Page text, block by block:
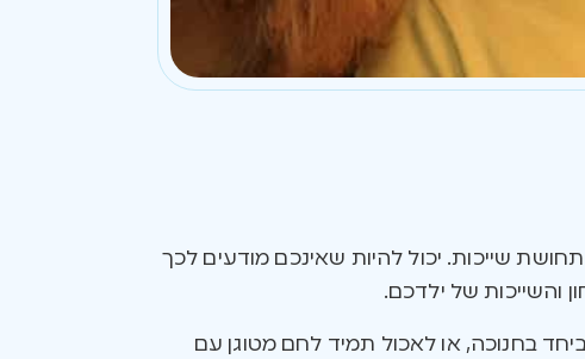
שייכות. יכול להיות שאינכם מודעים לכך
והשייכות של ילדכם.
בחנוכה, או לאכול תמיד לחם מטוגן עם